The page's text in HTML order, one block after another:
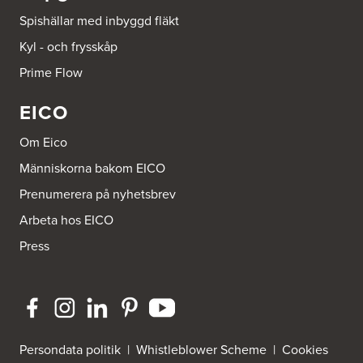
Beijer Byggmaterial Bollnäs - Filial 041
Industrigatan 5
Tel.: 752411000
Beijer Byggmaterial Piteå - Filial 002
Batterigatan 2
941 47 Piteå
Tel.: 752411518
Bra Hus från Hedlunds AB
Järnvägsgatan 12
Tel.:
Strömledningsgatan 5
721 37 Västerås
Spishällar med inbyggd fläkt
Kyl - och frysskåp
Prime Flow
EICO
Om Eico
Människorna bakom EICO
Prenumerera på nyhetsbrev
Arbeta hos EICO
Press
Persondata politik | Whistleblower Scheme | Cookies